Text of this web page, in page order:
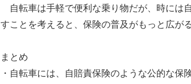
自転車は手軽で便利な乗り物だが、時には
すことを考えると、保険の普及がもっと広が
まとめ
・自転車には、自賠責保険のような公的な保